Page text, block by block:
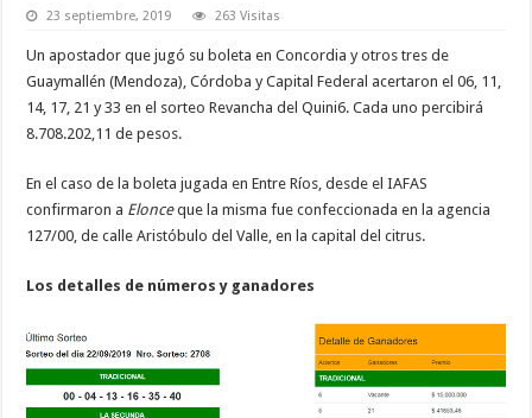
23 septiembre, 2019 263 Visitas
Un apostador que jugó su boleta en Concordia y otros tres de
Guaymallén (Mendoza), Córdoba y Capital Federal acertaron el 06, 11,
14, 17, 21 y 33 en el sorteo Revancha del Quini6. Cada uno percibirá
8.708.202,11 de pesos.
En el caso de la boleta jugada en Entre Ríos, desde el IAFAS
confirmaron a Elonceque la misma fue confeccionada en la agencia
127/00, de calle Aristóbulo del Valle, en la capital del citrus.
Los detalles de números y ganadores